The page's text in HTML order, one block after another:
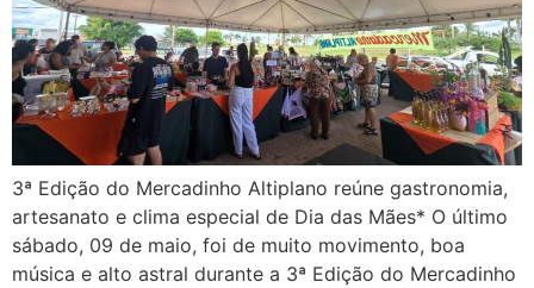
3ª Edição do Mercadinho Altiplano reúne gastronomia,
artesanato e clima especial de Dia das Mães* O último
sábado, 09 de maio, foi de muito movimento, boa
música e alto astral durante a 3ª Edição do Mercadinho